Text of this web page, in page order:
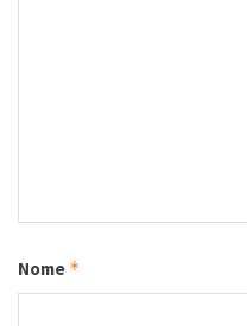
Nome *